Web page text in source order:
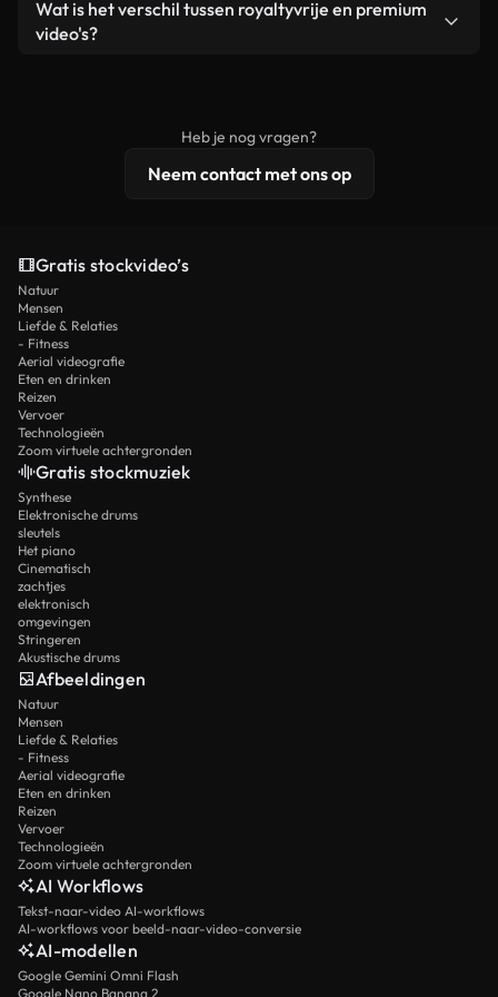
een losstaand product.
remixen. Zorg er wel voor dat het eindproduct
Wat is het verschil tussen royaltyvrije en premium
video's?
licentiebescherming omvat.
Heb je nog vragen?
Neem contact met ons op
Gratis stockvideo’s
Natuur
Mensen
Liefde & Relaties
- Fitness
Aerial videografie
Eten en drinken
Reizen
Vervoer
Technologieën
Zoom virtuele achtergronden
Gratis stockmuziek
Synthese
Elektronische drums
sleutels
Het piano
Cinematisch
zachtjes
elektronisch
omgevingen
Stringeren
Akustische drums
Afbeeldingen
Natuur
Mensen
Liefde & Relaties
- Fitness
Aerial videografie
Eten en drinken
Reizen
Vervoer
Technologieën
Zoom virtuele achtergronden
AI Workflows
Tekst-naar-video AI-workflows
AI-workflows voor beeld-naar-video-conversie
AI-modellen
Google Gemini Omni Flash
Google Nano Banana 2